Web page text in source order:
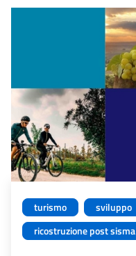
turismo
sviluppo
ricostruzione post sisma